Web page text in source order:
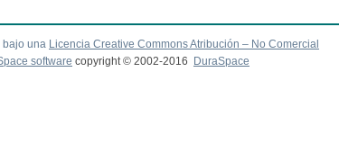
bajo una Licencia Creative Commons Atribución – No Comercial
software copyright © 2002-2016 DuraSpace